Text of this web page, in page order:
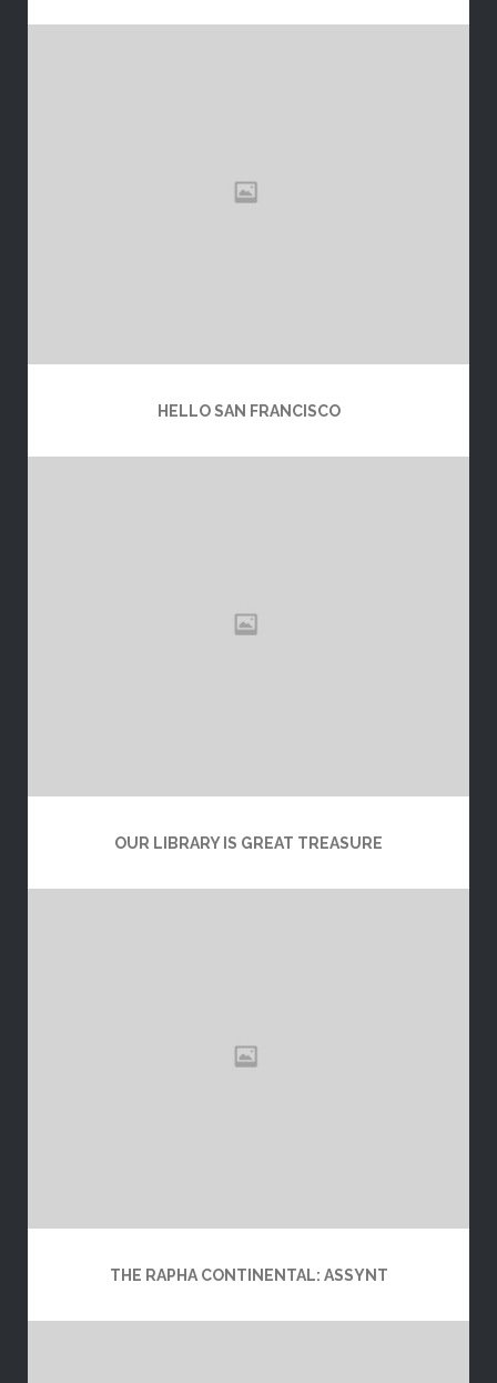
HELLO SAN FRANCISCO
OUR LIBRARY IS GREAT TREASURE
THE RAPHA CONTINENTAL: ASSYNT